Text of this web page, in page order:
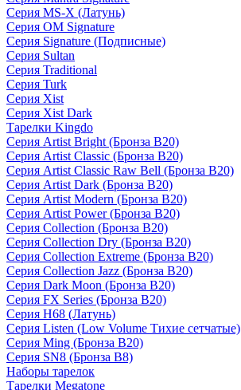
Серия MS-X (Латунь)
Серия OM Signature
Серия Signature (Подписные)
Серия Sultan
Серия Traditional
Серия Turk
Серия Xist
Серия Xist Dark
Тарелки Kingdo
Серия Artist Bright (Бронза B20)
Серия Artist Classic (Бронза B20)
Серия Artist Classic Raw Bell (Бронза B20)
Серия Artist Dark (Бронза B20)
Серия Artist Modern (Бронза B20)
Серия Artist Power (Бронза B20)
Серия Collection (Бронза B20)
Серия Collection Dry (Бронза B20)
Серия Collection Extreme (Бронза B20)
Серия Collection Jazz (Бронза B20)
Серия Dark Moon (Бронза B20)
Серия FX Series (Бронза B20)
Серия H68 (Латунь)
Серия Listen (Low Volume Тихие сетчатые)
Серия Ming (Бронза B20)
Серия SN8 (Бронза B8)
Наборы тарелок
Тарелки Megatone